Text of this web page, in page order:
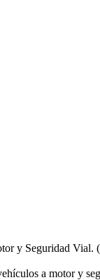
y Seguridad
a motor y